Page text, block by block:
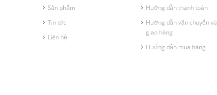
Sản phẩm
Tin tức
Liên hệ
Hướng dẫn thanh toán
Hướng dẫn vận chuyển và
giao hàng
Hướng dẫn mua hàng